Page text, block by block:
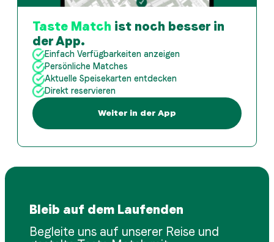
Taste Match ist noch besser in
der App.
Einfach Verfügbarkeiten anzeigen
Persönliche Matches
Aktuelle Speisekarten entdecken
Direkt reservieren
Weiter in der App
Bleib auf dem Laufenden
Begleite uns auf unserer Reise und